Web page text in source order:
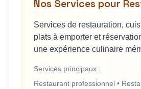
Nos Services pour
Services de restauration,
plats à emporter et
une expérience culinaire
Services principaux :
Restaurant professionnel •